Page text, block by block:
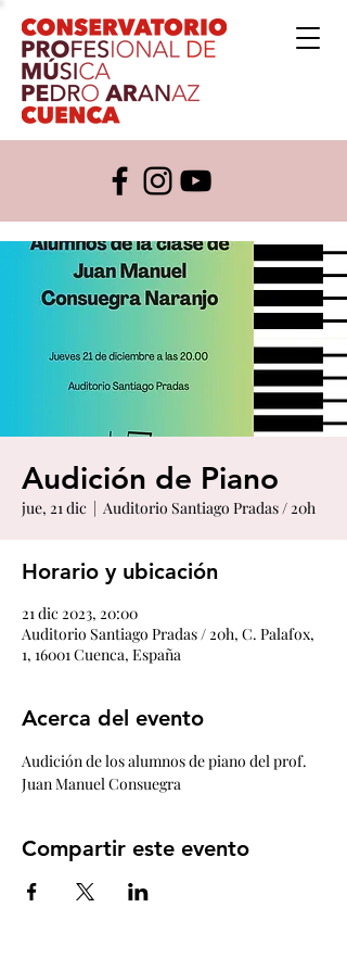
Audición de Piano
jue, 21 dic
  |
Auditorio Santiago Pradas / 20h
Horario y ubicación
21 dic 2023, 20:00
Auditorio Santiago Pradas / 20h, C. Palafox,
1, 16001 Cuenca, España
Acerca del evento
Audición de los alumnos de piano del prof.
Juan Manuel Consuegra
Compartir este evento